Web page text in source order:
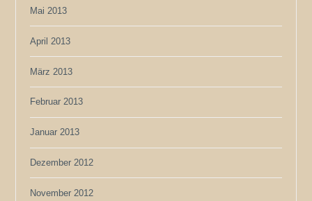
Mai 2013
April 2013
März 2013
Februar 2013
Januar 2013
Dezember 2012
November 2012